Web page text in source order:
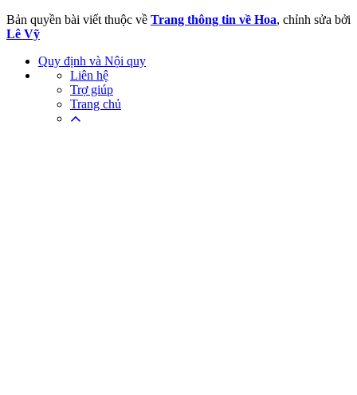
Bản quyền bài viết thuộc về Trang thông tin về Hoa, chỉnh sửa bởi
Lê Vỹ
Quy định và Nội quy
Liên hệ
Trợ giúp
Trang chủ